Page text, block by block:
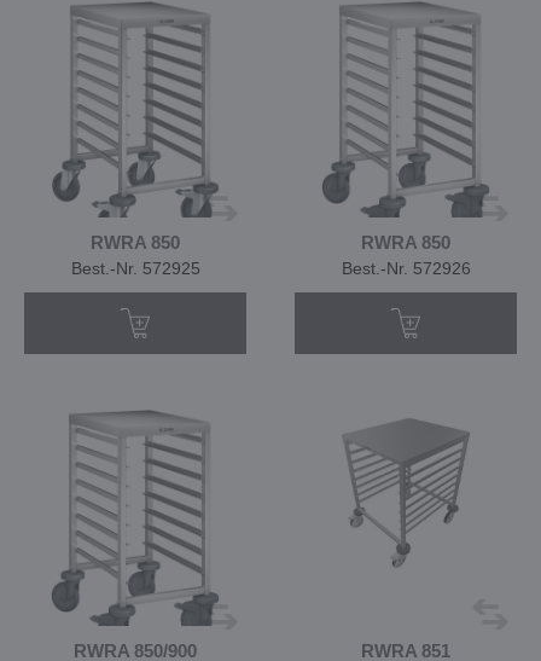
RWRA 850
Best.-Nr. 572925
RWRA 850
Best.-Nr. 572926
RWRA 850/900 RWRA 851